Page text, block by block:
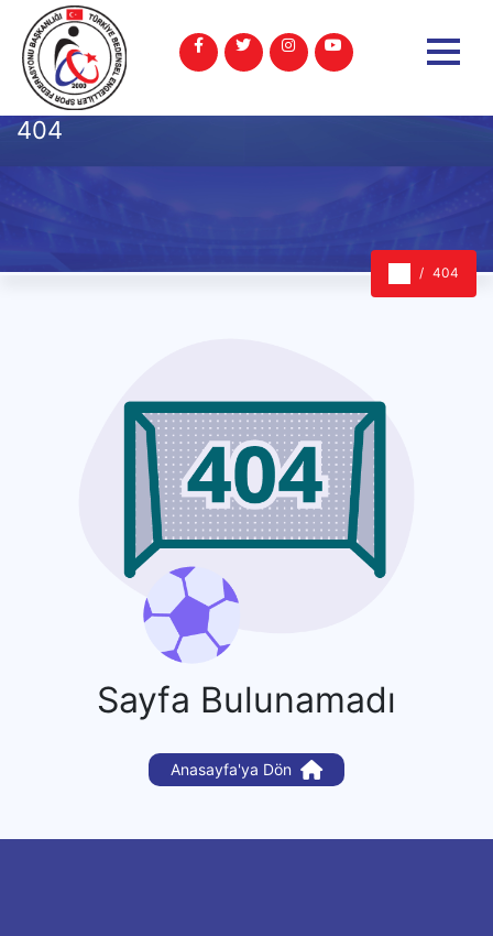
404
404
Sayfa Bulunamadı
Anasayfa'ya Dön